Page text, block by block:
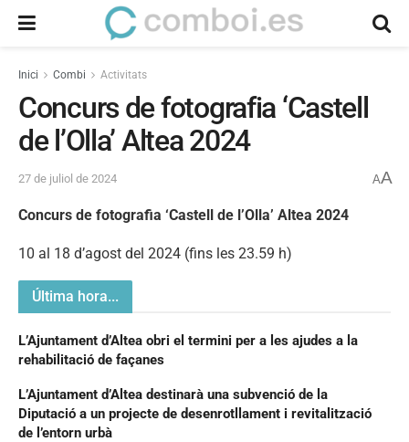
Inici Combi Activitats
Concurs de fotografia ‘Castell
de l’Olla’ Altea 2024
27 de juliol de 2024 AA
Concurs de fotografia ‘Castell de l’Olla’ Altea 2024
10 al 18 d’agost del 2024 (fins les 23.59 h)
Última hora...
L’Ajuntament d’Altea obri el termini per a les ajudes a la
rehabilitació de façanes
L’Ajuntament d’Altea destinarà una subvenció de la
Diputació a un projecte de desenrotllament i revitalització
de l’entorn urbà